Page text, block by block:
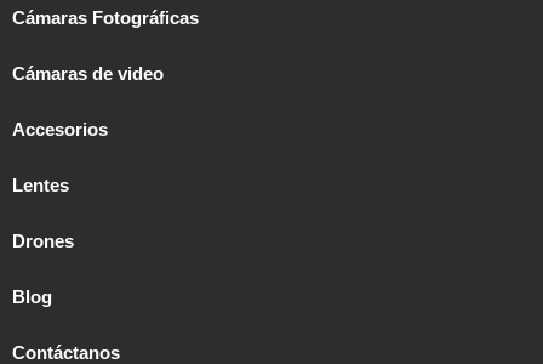
Cámaras Fotográficas
Cámaras de video
Accesorios
Lentes
Drones
Blog
Contáctanos